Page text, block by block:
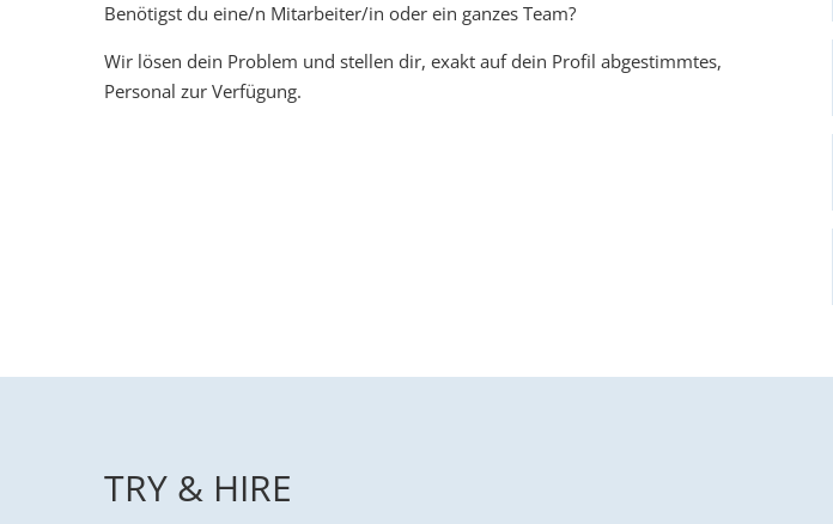
Benötigst du eine/n Mitarbeiter/in oder ein ganzes Team?
Wir lösen dein Problem und stellen dir, exakt auf dein Profil abgestimmtes,
Personal zur Verfügung.
TRY & HIRE